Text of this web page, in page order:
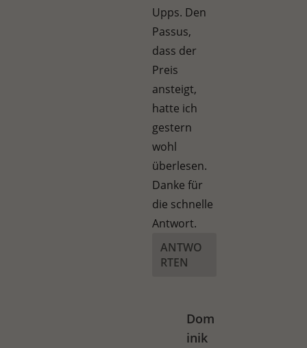
Upps. Den
Passus,
dass der
Preis
ansteigt,
hatte ich
gestern
wohl
überlesen.
Danke für
die schnelle
Antwort.
ANTWO
RTEN
Dom
inik